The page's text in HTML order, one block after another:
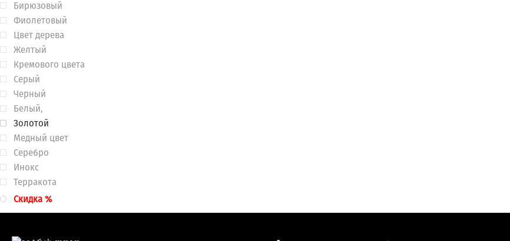
Бирюзовый
Фиолетовый
Цвет дерева
Желтый
Кремового цвета
Серый
Черный
Белый,
Золотой
Медный цвет
Серебро
Инокс
Терракота
Скидка %